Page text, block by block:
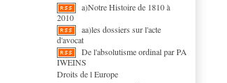
a)Notre Histoire de 1810 à
2010
aa)les dossiers sur l'acte
d'avocat
De l'absolutisme ordinal par PA
IWEINS
Droits de l Europe